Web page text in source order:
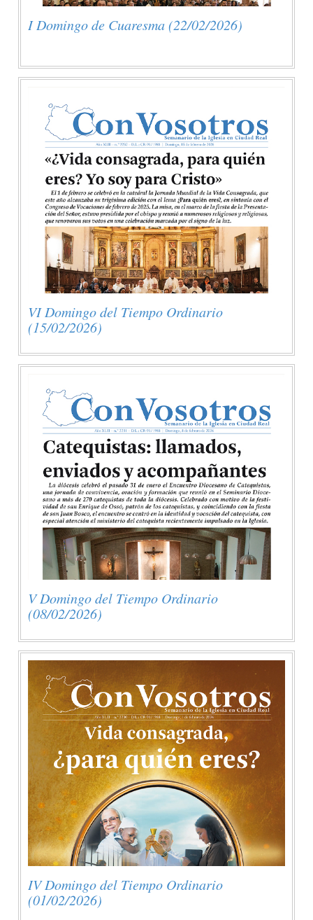
I Domingo de Cuaresma (22/02/2026)
VI Domingo del Tiempo Ordinario
(15/02/2026)
V Domingo del Tiempo Ordinario
(08/02/2026)
IV Domingo del Tiempo Ordinario
(01/02/2026)